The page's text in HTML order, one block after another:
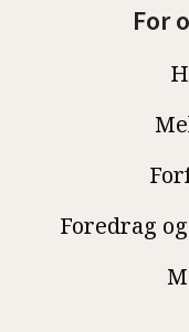
For
Foredrag